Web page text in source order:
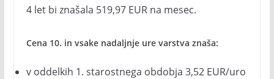
4 let bi znašala 519,97 EUR na mesec.
Cena 10. in vsake nadaljnje ure varstva znaša:
v oddelkih 1. starostnega obdobja 3,52 EUR/uro